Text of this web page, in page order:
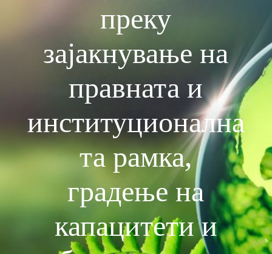
преку
зајакнување на
правната и
институционална
та рамка,
градење на
капацитети и